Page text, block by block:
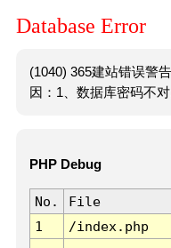
Database Error
(1040) 365建站错误警
因：1、数据库密码不
PHP Debug
No. File
1
/index.php